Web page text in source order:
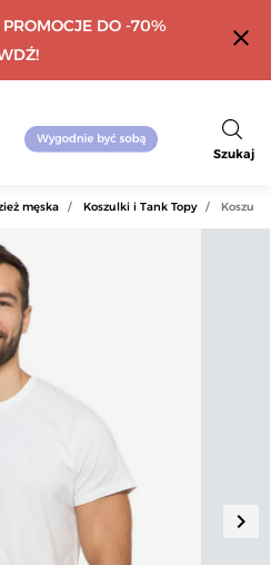
DO -70%
close
Szukaj
męska Koszulki i Tank Topy
keyboard_arrow_right